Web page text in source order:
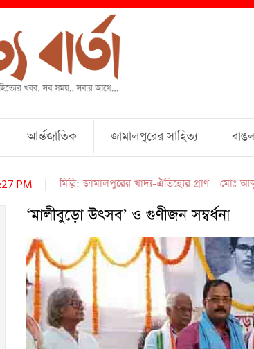
আর্ন্তজাতিক জামালপুরের সাহিত্য
PM চারটি কবিতা । আব্দুল্লাহ্ জামিল
‘মালীবুড়ো উৎসব’ ও গুণীজন সম্বর্ধনা